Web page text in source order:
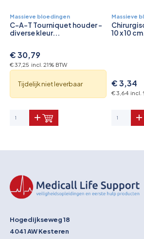
Massieve bloedingen
C-A-T Tourniquet houder -
diverse kleur...
€ 30,79
€ 37,25 incl. 21% BTW
Tijdelijk niet leverbaar
Massieve
10 x 10
€ 3,34
€ 3,64 incl.
Hogedijkseweg 18
4041 AWKesteren